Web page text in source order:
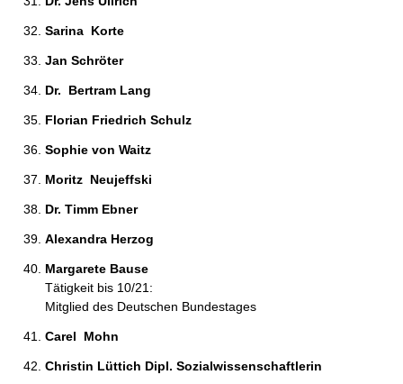
Sarina  Korte
Jan Schröter
Dr.  Bertram Lang
Florian Friedrich Schulz
Sophie von Waitz
Moritz  Neujeffski
Dr. Timm Ebner
Alexandra Herzog
Margarete Bause
Tätigkeit bis 10/21:
Mitglied des Deutschen Bundestages
Carel  Mohn
Christin Lüttich Dipl. Sozialwissenschaftlerin